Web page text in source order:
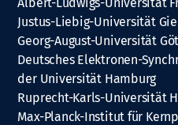
Justus-Liebig-Universität
Georg-August-Universität
Deutsches Elektronen-
der Universität Hamburg
Ruprecht-Karls-Universität
Max-Planck-Institut für